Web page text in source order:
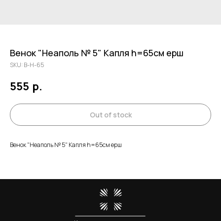
Венок "Неаполь № 5" Капля h=65см ерш
SKU: В-Н-65
555 р.
Out of stock
Венок "Неаполь № 5" Капля h=65см ерш